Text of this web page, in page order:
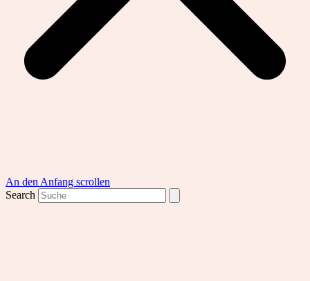
An den Anfang scrollen
Search